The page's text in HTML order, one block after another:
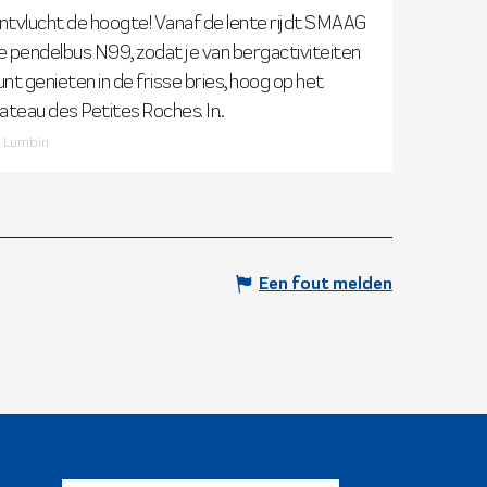
de hoogte! Vanaf de lente rijdt SMAAG
pendelbus N99, zodat je van bergactiviteiten
genieten in de frisse bries, hoog op het
des Petites Roches. In...
Lumbin
Een fout melden